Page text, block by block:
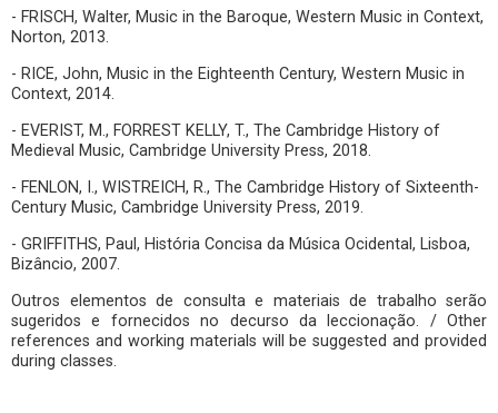
- FRISCH, Walter, Music in the Baroque, Western Music in Context,
Norton, 2013.
- RICE, John, Music in the Eighteenth Century, Western Music in
Context, 2014.
- EVERIST, M., FORREST KELLY, T., The Cambridge History of
Medieval Music, Cambridge University Press, 2018.
- FENLON, I., WISTREICH, R., The Cambridge History of Sixteenth-
Century Music, Cambridge University Press, 2019.
- GRIFFITHS, Paul, História Concisa da Música Ocidental, Lisboa,
Bizâncio, 2007.
Outros elementos de consulta e materiais de trabalho serão
sugeridos e fornecidos no decurso da leccionação. / Other
references and working materials will be suggested and provided
during classes.